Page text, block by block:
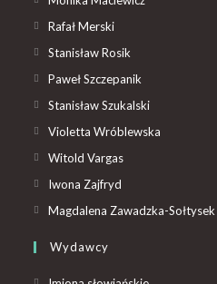
Rafał Merski
Stanisław Rosik
Paweł Szczepanik
Stanisław Szukalski
Violetta Wróblewska
Witold Vargas
Iwona Zajfryd
Magdalena Zawadzka-Sołtysek
Wydawcy